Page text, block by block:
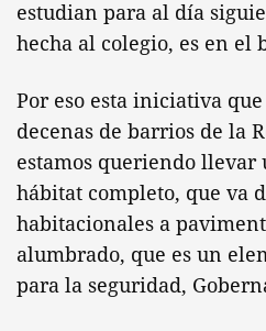
estudian para al día
hecha al colegio, es en el
Por eso esta iniciativa
decenas de barrios de la
estamos queriendo llevar
hábitat completo, que va
habitacionales a
alumbrado, que es un
para la seguridad,